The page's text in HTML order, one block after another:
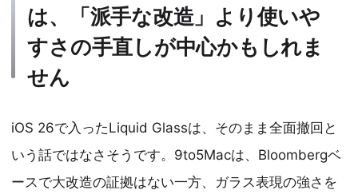
は、「派手な改造」より使いや
すさの手直しが中心かもしれま
せん
iOS 26で入ったLiquid Glassは、そのまま全面撤回と
いう話ではなさそうです。9to5Macは、Bloombergベ
ースで大改造の証拠はない一方、ガラス表現の強さを